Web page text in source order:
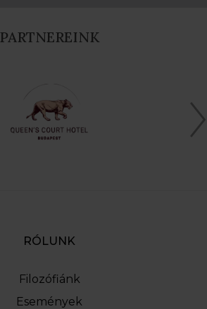
PARTNEREINK
RÓLUNK
Filozófiánk
Események